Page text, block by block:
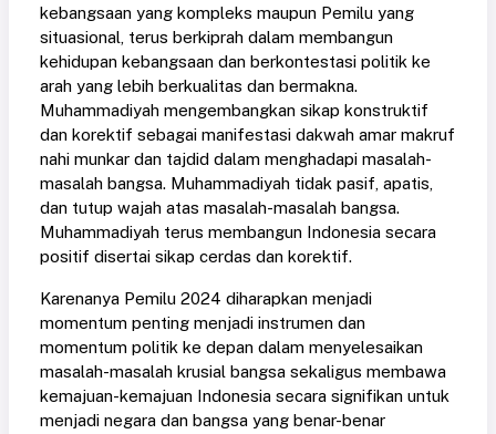
kebangsaan yang kompleks maupun Pemilu yang
situasional, terus berkiprah dalam membangun
kehidupan kebangsaan dan berkontestasi politik ke
arah yang lebih berkualitas dan bermakna.
Muhammadiyah mengembangkan sikap konstruktif
dan korektif sebagai manifestasi dakwah amar makruf
nahi munkar dan tajdid dalam menghadapi masalah-
masalah bangsa. Muhammadiyah tidak pasif, apatis,
dan tutup wajah atas masalah-masalah bangsa.
Muhammadiyah terus membangun Indonesia secara
positif disertai sikap cerdas dan korektif.
Karenanya Pemilu 2024 diharapkan menjadi
momentum penting menjadi instrumen dan
momentum politik ke depan dalam menyelesaikan
masalah-masalah krusial bangsa sekaligus membawa
kemajuan-kemajuan Indonesia secara signifikan untuk
menjadi negara dan bangsa yang benar-benar